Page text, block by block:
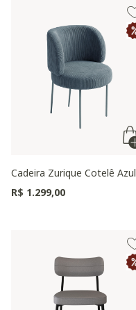
Cadeira Zurique Cotelê Azul
R$ 1.299,00